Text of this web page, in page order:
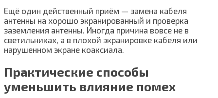
Ещё один действенный приём — замена кабеля
антенны на хорошо экранированный и проверка
заземления антенны. Иногда причина вовсе не в
светильниках, а в плохой экранировке кабеля или
нарушенном экране коаксиала.
Практические способы
уменьшить влияние помех